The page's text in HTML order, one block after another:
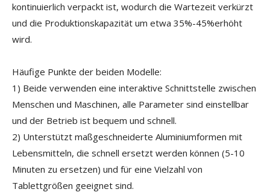
kontinuierlich verpackt ist, wodurch die Wartezeit verkürzt
und die Produktionskapazität um etwa 35%-45%erhöht
wird.
Häufige Punkte der beiden Modelle:
1) Beide verwenden eine interaktive Schnittstelle zwischen
Menschen und Maschinen, alle Parameter sind einstellbar
und der Betrieb ist bequem und schnell.
2) Unterstützt maßgeschneiderte Aluminiumformen mit
Lebensmitteln, die schnell ersetzt werden können (5-10
Minuten zu ersetzen) und für eine Vielzahl von
Tablettgrößen geeignet sind.